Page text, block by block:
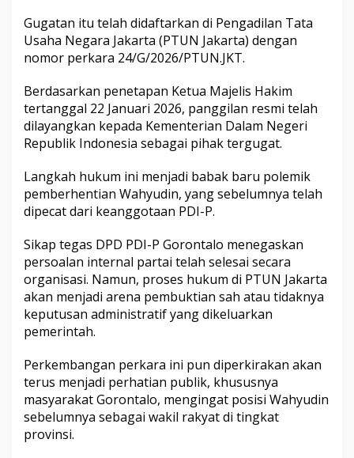
Gugatan itu telah didaftarkan di Pengadilan Tata
Usaha Negara Jakarta (PTUN Jakarta) dengan
nomor perkara 24/G/2026/PTUN.JKT.
Berdasarkan penetapan Ketua Majelis Hakim
tertanggal 22 Januari 2026, panggilan resmi telah
dilayangkan kepada Kementerian Dalam Negeri
Republik Indonesia sebagai pihak tergugat.
Langkah hukum ini menjadi babak baru polemik
pemberhentian Wahyudin, yang sebelumnya telah
dipecat dari keanggotaan PDI-P.
Sikap tegas DPD PDI-P Gorontalo menegaskan
persoalan internal partai telah selesai secara
organisasi. Namun, proses hukum di PTUN Jakarta
akan menjadi arena pembuktian sah atau tidaknya
keputusan administratif yang dikeluarkan
pemerintah.
Perkembangan perkara ini pun diperkirakan akan
terus menjadi perhatian publik, khususnya
masyarakat Gorontalo, mengingat posisi Wahyudin
sebelumnya sebagai wakil rakyat di tingkat
provinsi.